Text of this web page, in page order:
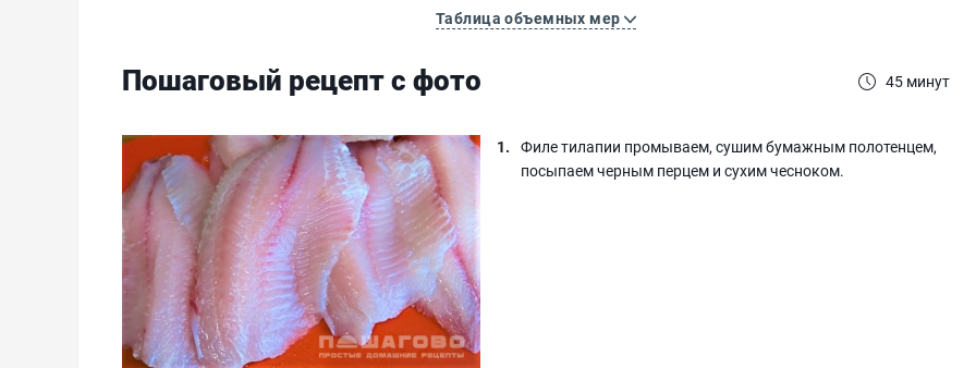
Таблица объемных мер
Пошаговый рецепт с фото 45 минут
Филе тилапии промываем, сушим бумажным полотенцем,
посыпаем черным перцем и сухим чесноком.